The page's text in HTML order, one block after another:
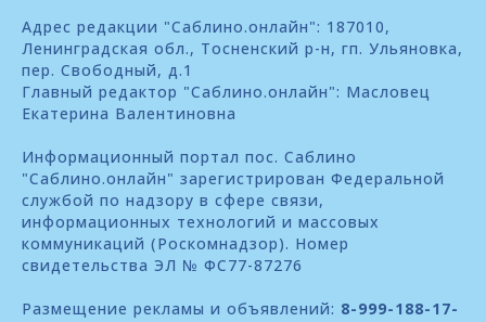
Адрес редакции "Саблино.онлайн": 187010,
Ленинградская обл., Тосненский р-н, гп. Ульяновка,
пер. Свободный, д.1
Главный редактор "Саблино.онлайн": Масловец
Екатерина Валентиновна
Информационный портал пос. Саблино
"Саблино.онлайн" зарегистрирован Федеральной
службой по надзору в сфере связи,
информационных технологий и массовых
коммуникаций (Роскомнадзор). Номер
свидетельства ЭЛ № ФС77-87276
Размещение рекламы и объявлений: 8-999-188-17-